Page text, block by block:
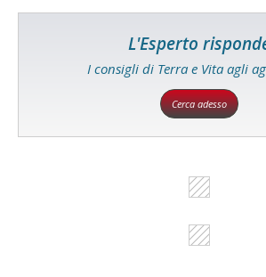
L'Esperto
I consigli di Terra e Vita agli
Cerca adesso